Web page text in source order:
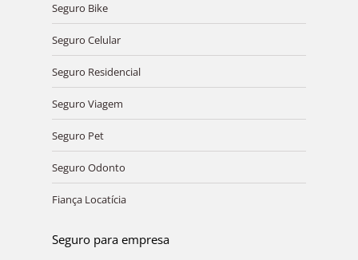
Seguro Bike
Seguro Celular
Seguro Residencial
Seguro Viagem
Seguro Pet
Seguro Odonto
Fiança Locatícia
Seguro para empresa